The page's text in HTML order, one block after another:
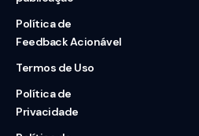
Política de
Feedback Acionável
Termos de Uso
Política de
Privacidade